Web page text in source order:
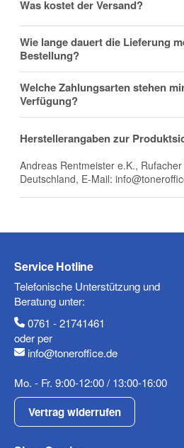
E-Mail
Telefon
Mobiltelefon
Frage zum Artikel
Ihre Frage
Was kostet der Versand?
Wie lange dauert die Lieferung
Bestellung?
Welche Zahlungsarten stehen
Verfügung?
Herstellerangaben zur
Andreas Rentmeister e.K.,
Deutschland, E-Mail:
Service Hotline
Telefonische Unterstützung und
Beratung unter:
0761 - 21741461
oder per
info@toneroffice.de
Mo. - Fr. 9:00-12:00 / 13:00-16:00
Vertrag widerrufen